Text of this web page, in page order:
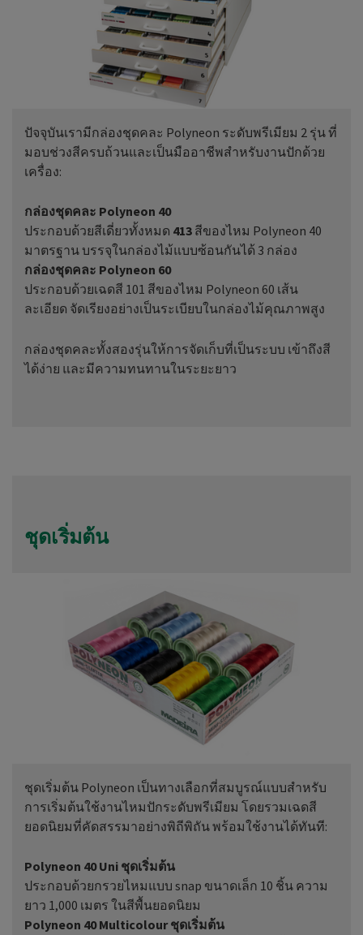
ปัจจุบันเรามีกล่องชุดคละ Polyneon ระดับพรีเมียม 2 รุ่น ที่
มอบช่วงสีครบถ้วนและเป็นมืออาชีพสำหรับงานปักด้วย
เครื่อง:
กล่องชุดคละ Polyneon 40
ประกอบด้วยสีเดี่ยวทั้งหมด 413 สีของไหม Polyneon 40
มาตรฐาน บรรจุในกล่องไม้แบบซ้อนกันได้ 3 กล่อง
กล่องชุดคละ Polyneon 60
ประกอบด้วยเฉดสี 101 สีของไหม Polyneon 60 เส้น
ละเอียด จัดเรียงอย่างเป็นระเบียบในกล่องไม้คุณภาพสูง
กล่องชุดคละทั้งสองรุ่นให้การจัดเก็บที่เป็นระบบ เข้าถึงสี
ได้ง่าย และมีความทนทานในระยะยาว
ชุดเริ่มต้น
ชุดเริ่มต้น Polyneon เป็นทางเลือกที่สมบูรณ์แบบสำหรับ
การเริ่มต้นใช้งานไหมปักระดับพรีเมียม โดยรวมเฉดสี
ยอดนิยมที่คัดสรรมาอย่างพิถีพิถัน พร้อมใช้งานได้ทันที:
Polyneon 40 Uni ชุดเริ่มต้น
ประกอบด้วยกรวยไหมแบบ snap ขนาดเล็ก 10 ชิ้น ความ
ยาว 1,000 เมตร ในสีพื้นยอดนิยม
Polyneon 40 Multicolour ชุดเริ่มต้น